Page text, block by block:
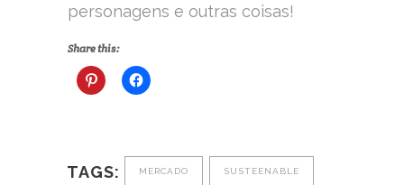
personagens e outras coisas!
Share this:
TAGS: MERCADO SUSTEENABLE